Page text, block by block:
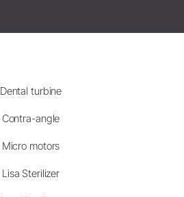
Dental turbine
Contra-angle
Micro motors
Lisa Sterilizer